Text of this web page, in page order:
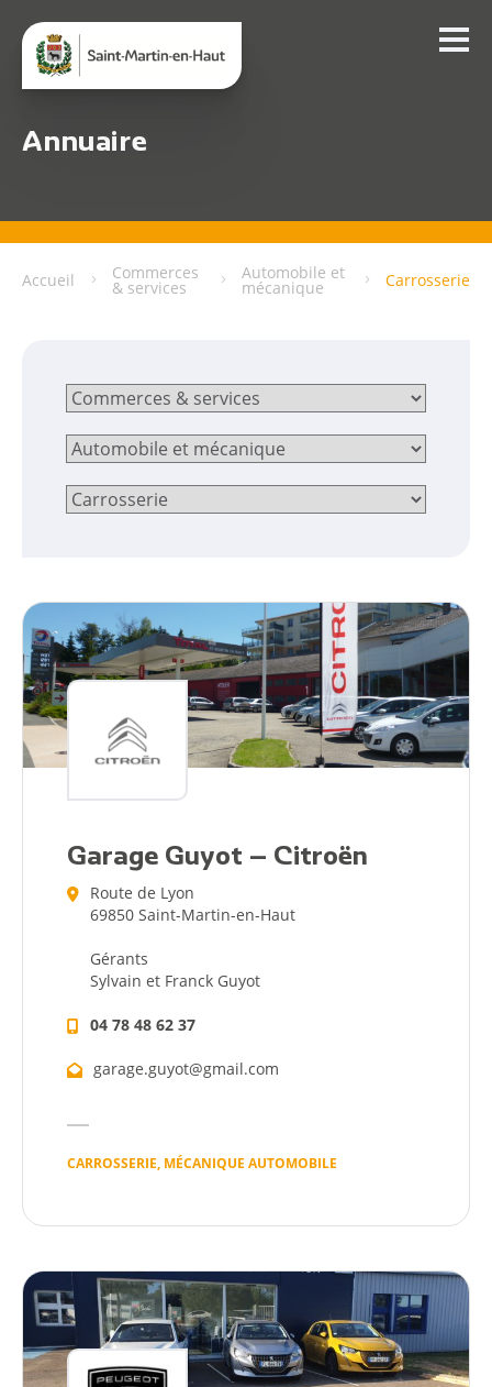
Annuaire
Accueil Commerces
& services
Automobile et
mécanique Carrosserie
Garage Guyot – Citroën
Route de Lyon
69850 Saint-Martin-en-Haut
Gérants
Sylvain et Franck Guyot
04 78 48 62 37
garage.guyot@gmail.com
CARROSSERIE, MÉCANIQUE AUTOMOBILE